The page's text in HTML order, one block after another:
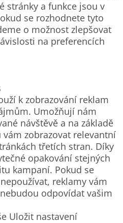
stránky a funkce jsou v
se rozhodnete tyto
o možnost zlepšovat
na preferencích
k zobrazování reklam
Umožňují nám
návštěvě a na základě
zobrazovat relevantní
třetích stran. Díky
opakování stejných
kampaní. Pokud se
reklamy vám
odpovídat vašim
Uložit nastavení